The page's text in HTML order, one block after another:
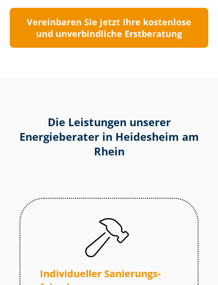
Vereinbaren Sie jetzt Ihre kostenlose
und unverbindliche Erstberatung
Die Leistungen unserer
Energieberater in Heidesheim am
Rhein
Individueller Sa­nie­rungs­